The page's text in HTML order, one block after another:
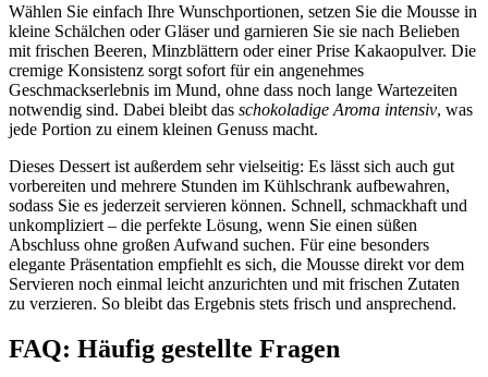
Wählen Sie einfach Ihre Wunschportionen, setzen Sie die Mousse in
kleine Schälchen oder Gläser und garnieren Sie sie nach Belieben
mit frischen Beeren, Minzblättern oder einer Prise Kakaopulver. Die
cremige Konsistenz sorgt sofort für ein angenehmes
Geschmackserlebnis im Mund, ohne dass noch lange Wartezeiten
notwendig sind. Dabei bleibt das schokoladige Aroma intensiv, was
jede Portion zu einem kleinen Genuss macht.
Dieses Dessert ist außerdem sehr vielseitig: Es lässt sich auch gut
vorbereiten und mehrere Stunden im Kühlschrank aufbewahren,
sodass Sie es jederzeit servieren können. Schnell, schmackhaft und
unkompliziert – die perfekte Lösung, wenn Sie einen süßen
Abschluss ohne großen Aufwand suchen. Für eine besonders
elegante Präsentation empfiehlt es sich, die Mousse direkt vor dem
Servieren noch einmal leicht anzurichten und mit frischen Zutaten
zu verzieren. So bleibt das Ergebnis stets frisch und ansprechend.
FAQ: Häufig gestellte Fragen